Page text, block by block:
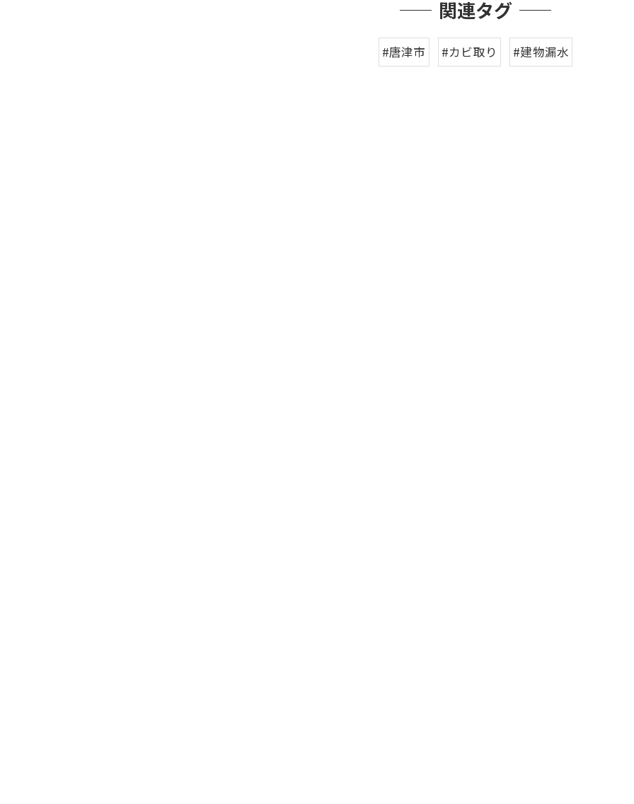
関連タグ
#唐津市 #カビ取り #建物漏水